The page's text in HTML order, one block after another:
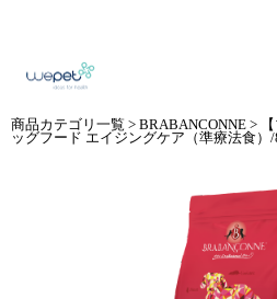
商品カテゴリ一覧 > BRABANCONNE >
ッグフード エイジングケア（準療法食